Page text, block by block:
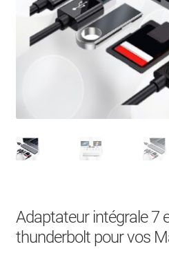
À Propos
Search Button
Adaptateur intégrale 7
thunderbolt pour vos